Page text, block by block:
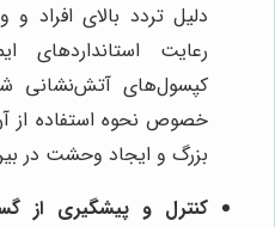
دلیل تردد بالای افراد
رعایت استانداردهای
کپسول‌های آتش‌نشانی
خصوص نحوه استفاده از
بزرگ و ایجاد وحشت در
کنترل و پیشگیری از